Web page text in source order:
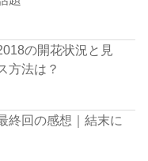
の開花状況と見
方法は？
終回の感想｜結末に